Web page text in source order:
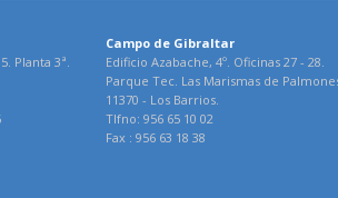
Planta 3ª.
Campo de Gibraltar
Edificio Azabache, 4º. Oficinas 27 - 28.
Parque Tec. Las Marismas de
11370 - Los Barrios.
Tlfno: 956 65 10 02
Fax : 956 63 18 38